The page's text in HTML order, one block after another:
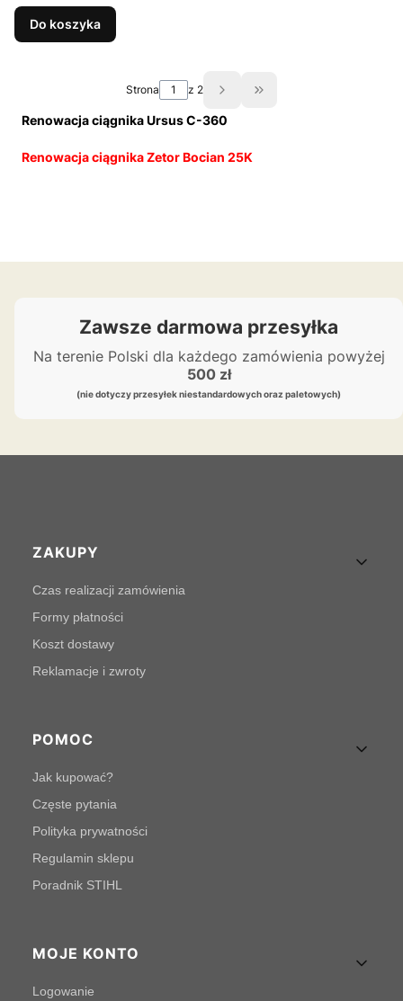
Do koszyka
Strona z 2
Przejdź do ostatniej
Renowacja ciągnika Ursus C-360
Renowacja ciągnika Zetor Bocian 25K
Zawsze darmowa przesyłka
Na terenie Polski dla każdego zamówienia powyżej
500 zł
(nie dotyczy przesyłek niestandardowych oraz paletowych)
Linki w stopce
ZAKUPY
Czas realizacji zamówienia
Formy płatności
Koszt dostawy
Reklamacje i zwroty
POMOC
Jak kupować?
Częste pytania
Polityka prywatności
Regulamin sklepu
Poradnik STIHL
MOJE KONTO
Logowanie